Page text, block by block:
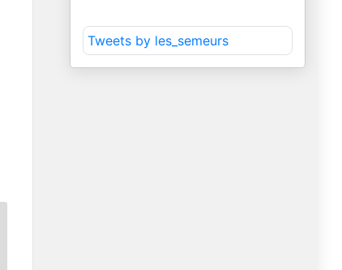
Tweets by les_semeurs